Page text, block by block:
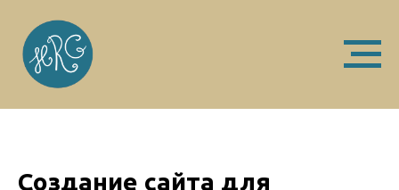
Создание сайта для